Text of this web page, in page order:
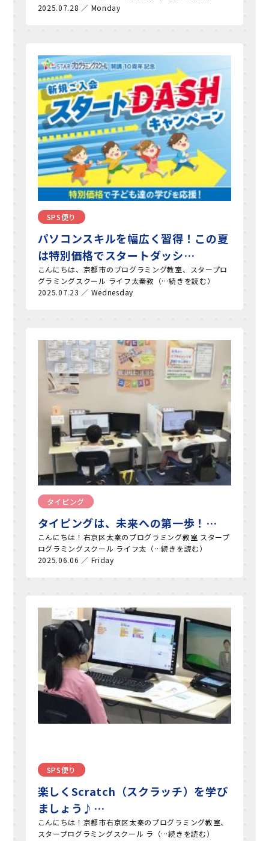
2025.07.28 ／ Monday
SPS便り
パソコンスキルを幅広く習得！この夏
は特別価格でスタートダッシ…
こんにちは、京都市のプログラミング教室、スタープロ
グラミングスクール ライフ太秦教（…続きを読む）
2025.07.23 ／ Wednesday
タイピング
タイピングは、未来への第一歩！…
こんにちは！右京区太秦のプログラミング教室 スタープ
ログラミングスクール ライフ太（…続きを読む）
2025.06.06 ／ Friday
SPS便り
楽しくScratch（スクラッチ）を学び
ましょう♪…
こんにちは！京都市右京区太秦のプログラミング教室、
スタープログラミングスクール ラ（…続きを読む）